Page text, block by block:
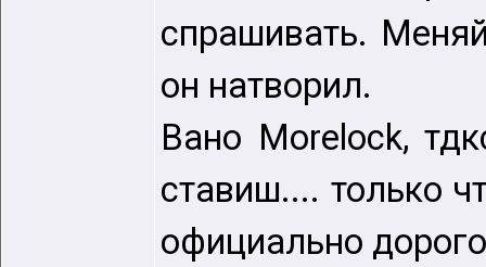
спрашивать.
он натворил.
Вано Morelock,
ставиш.... только
официально